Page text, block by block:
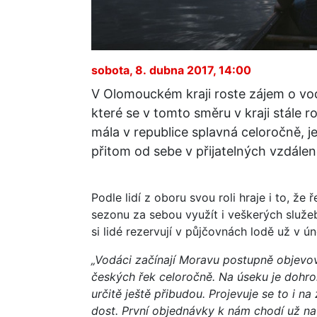
sobota, 8. dubna 2017, 14:00
V Olomouckém kraji roste zájem o
které se v tomto směru v kraji stále
mála v republice splavná celoročně,
přitom od sebe v přijatelných
Podle lidí z oboru svou roli hraje i to, že
sezonu za sebou využít i veškerých
si lidé rezervují v půjčovnách lodě už v
„Vodáci začínají Moravu postupně
českých řek celoročně. Na úseku je
určitě ještě přibudou. Projevuje se to i
dost. První objednávky k nám chodí už